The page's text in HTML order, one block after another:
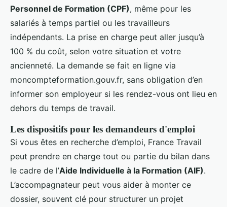
Personnel de Formation (CPF), même pour les
salariés à temps partiel ou les travailleurs
indépendants. La prise en charge peut aller jusqu’à
100 % du coût, selon votre situation et votre
ancienneté. La demande se fait en ligne via
moncompteformation.gouv.fr, sans obligation d’en
informer son employeur si les rendez-vous ont lieu en
dehors du temps de travail.
Les dispositifs pour les demandeurs d'emploi
Si vous êtes en recherche d’emploi, France Travail
peut prendre en charge tout ou partie du bilan dans
le cadre de l’Aide Individuelle à la Formation (AIF).
L’accompagnateur peut vous aider à monter ce
dossier, souvent clé pour structurer un projet